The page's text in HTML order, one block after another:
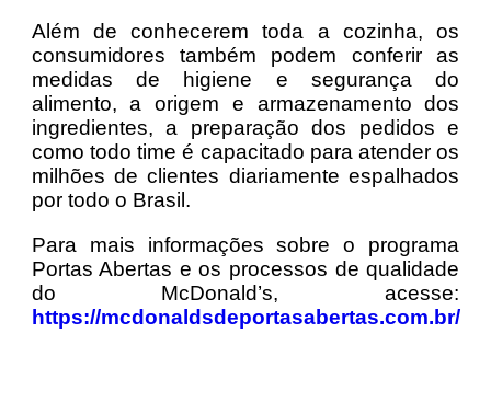
Além de conhecerem toda a cozinha, os
consumidores também podem conferir as
medidas de higiene e segurança do
alimento, a origem e armazenamento dos
ingredientes, a preparação dos pedidos e
como todo time é capacitado para atender os
milhões de clientes diariamente espalhados
por todo o Brasil.
Para mais informações sobre o programa
Portas Abertas e os processos de qualidade
do McDonald’s, acesse:
https://mcdonaldsdeportasabertas.com.br/